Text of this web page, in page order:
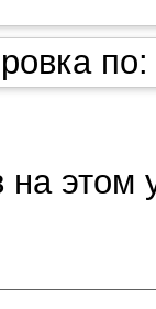
на этом